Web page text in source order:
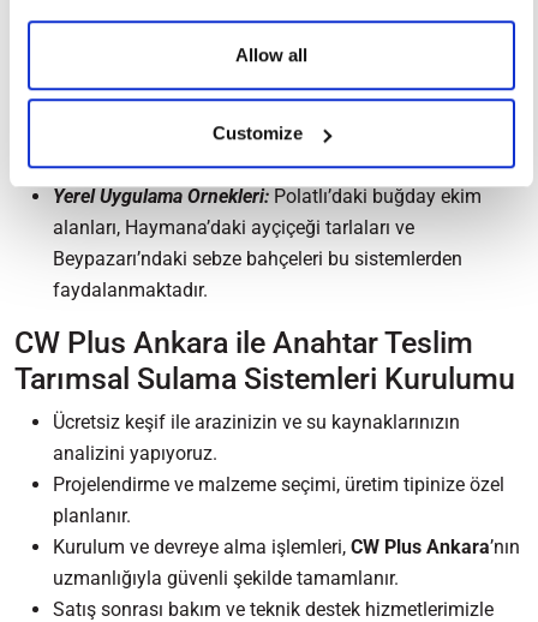
Allow all
Customize
çalışarak işletme maliyetlerini azaltır.
Kontrollü sulama sayesinde ürün
kalitesi ve verim artar.
Yerel Uygulama Örnekleri: Polatlı’daki buğday ekim
alanları, Haymana’daki ayçiçeği tarlaları ve
Beypazarı’ndaki sebze bahçeleri bu sistemlerden
faydalanmaktadır.
CW Plus Ankara ile Anahtar Teslim
Tarımsal Sulama Sistemleri Kurulumu
Ücretsiz keşif ile arazinizin ve su kaynaklarınızın
analizini yapıyoruz.
Projelendirme ve malzeme seçimi, üretim tipinize özel
planlanır.
Kurulum ve devreye alma işlemleri, CW Plus Ankara’nın
uzmanlığıyla güvenli şekilde tamamlanır.
Satış sonrası bakım ve teknik destek hizmetlerimizle